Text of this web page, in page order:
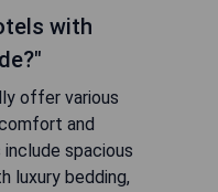
with
offer various
and
spacious
luxury bedding,